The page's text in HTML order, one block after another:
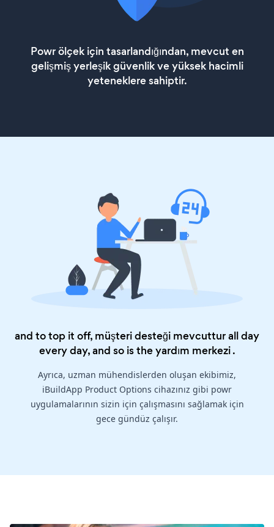
Powr ölçek için tasarlandığından, mevcut en
gelişmiş yerleşik güvenlik ve yüksek hacimli
yeteneklere sahiptir.
and to top it off, müşteri desteği mevcuttur all day
every day, and so is theyardım merkezi.
Ayrıca, uzman mühendislerden oluşan ekibimiz,
iBuildApp Product Options cihazınız gibi powr
uygulamalarının sizin için çalışmasını sağlamak için
gece gündüz çalışır.